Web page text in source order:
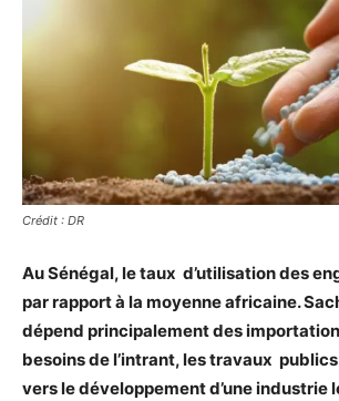
Crédit : DR
Au Sénégal, le taux d’utilisation des
par rapport à la moyenne africaine.
dépend principalement des
besoins de l’intrant, les travaux
vers le développement d’une industrie